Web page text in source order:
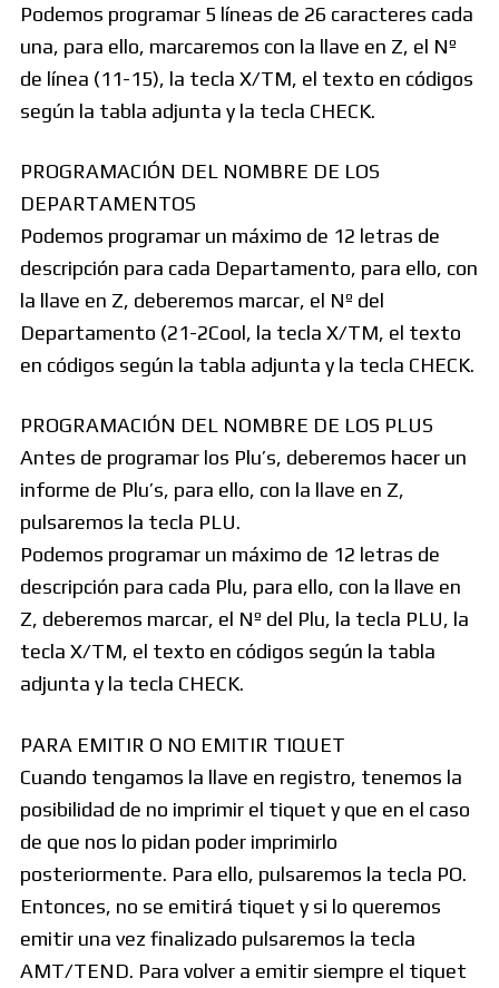
Podemos programar 5 líneas de 26 caracteres cada
una, para ello, marcaremos con la llave en Z, el Nº
de línea (11-15), la tecla X/TM, el texto en códigos
según la tabla adjunta y la tecla CHECK.
PROGRAMACIÓN DEL NOMBRE DE LOS
DEPARTAMENTOS
Podemos programar un máximo de 12 letras de
descripción para cada Departamento, para ello, con
la llave en Z, deberemos marcar, el Nº del
Departamento (21-2Cool, la tecla X/TM, el texto
en códigos según la tabla adjunta y la tecla CHECK.
PROGRAMACIÓN DEL NOMBRE DE LOS PLUS
Antes de programar los Plu’s, deberemos hacer un
informe de Plu’s, para ello, con la llave en Z,
pulsaremos la tecla PLU.
Podemos programar un máximo de 12 letras de
descripción para cada Plu, para ello, con la llave en
Z, deberemos marcar, el Nº del Plu, la tecla PLU, la
tecla X/TM, el texto en códigos según la tabla
adjunta y la tecla CHECK.
PARA EMITIR O NO EMITIR TIQUET
Cuando tengamos la llave en registro, tenemos la
posibilidad de no imprimir el tiquet y que en el caso
de que nos lo pidan poder imprimirlo
posteriormente. Para ello, pulsaremos la tecla PO.
Entonces, no se emitirá tiquet y si lo queremos
emitir una vez finalizado pulsaremos la tecla
AMT/TEND. Para volver a emitir siempre el tiquet